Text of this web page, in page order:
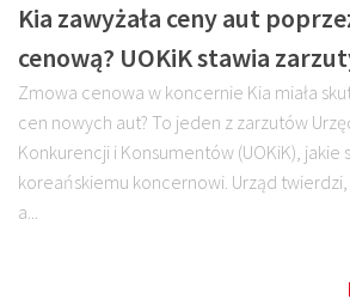
Kia zawyżała ceny aut
cenową? UOKiK stawia
Zmowa cenowa w koncernie Kia miała
cen nowych aut? To jeden z zarzutów
Konkurencji i Konsumentów (UOKiK), jakie
koreańskiemu koncernowi. Urząd
a...